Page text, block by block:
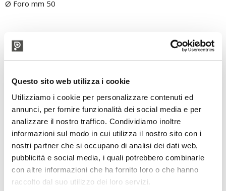
Questo sito web utilizza i cookie
Utilizziamo i cookie per personalizzare contenuti ed
annunci, per fornire funzionalità dei social media e per
analizzare il nostro traffico. Condividiamo inoltre
informazioni sul modo in cui utilizza il nostro sito con i
nostri partner che si occupano di analisi dei dati web,
pubblicità e social media, i quali potrebbero combinarle
con altre informazioni che ha fornito loro o che hanno
raccolto dal suo utilizzo dei loro servizi.
Ø Foro mm 50
Tonneau 600 lt. - MF
Delicato e fine, tannini fini, intenso gusto di madera
Altezza Cm 1170
Ø Fondo Cm 850
Ø Esterno Cm 1050
Spessore mm 40
Peso Kg 120